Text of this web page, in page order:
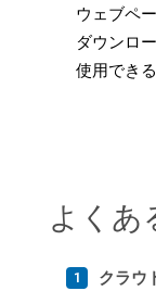
ウェブペ
ダウンロ
使用でき
よくあ
クラウ